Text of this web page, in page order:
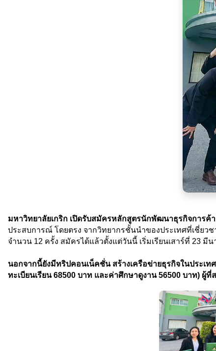
มหาวิทยาลัยเกริก เปิดรับสมัครหลักสูตรนักพัฒนาธุรกิจการค้
ประสบการณ์ โดยตรง จากวิทยากรชั้นนำของประเทศที่เชี่ยว
จำนวน 12 ครั้ง สมัครได้แล้วตั้งแต่วันนี้ เริ่มเรียนเสาร์ที่ 23 มี
นอกจากนี้ยังมีทริปคอนเน็คชั่น สร้างเครือข่ายธุรกิจในประเ
ทะเบียนเรียน 68500 บาท และค่าศึกษาดูงาน 56500 บาท)